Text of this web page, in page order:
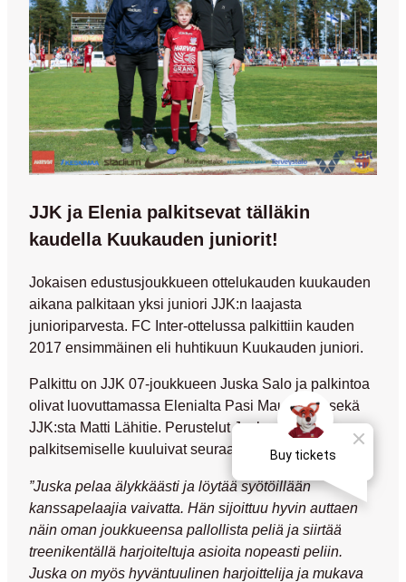
JJK ja Elenia palkitsevat tälläkin
kaudella Kuukauden juniorit!
Jokaisen edustusjoukkueen ottelukauden kuukauden
aikana palkitaan yksi juniori JJK:n laajasta
junioriparvesta. FC Inter-ottelussa palkittiin kauden
2017 ensimmäinen eli huhtikuun Kuukauden juniori.
Palkittu on JJK 07-joukkueen Juska Salo ja palkintoa
olivat luovuttamassa Elenialta Pasi Maukonen
sekä
JJK:sta Matti Lähitie. Perustelut Juskan
palkitsemiselle kuuluivat seuraavasti:
”Juska pelaa älykkäästi ja löytää syötöillään
kanssapelaajia vaivatta. Hän sijoittuu hyvin auttaen
näin oman joukkueensa pallollista peliä ja siirtää
treenikentällä harjoiteltuja asioita nopeasti peliin.
Juska on myös hyväntuulinen harjoittelija ja mukava